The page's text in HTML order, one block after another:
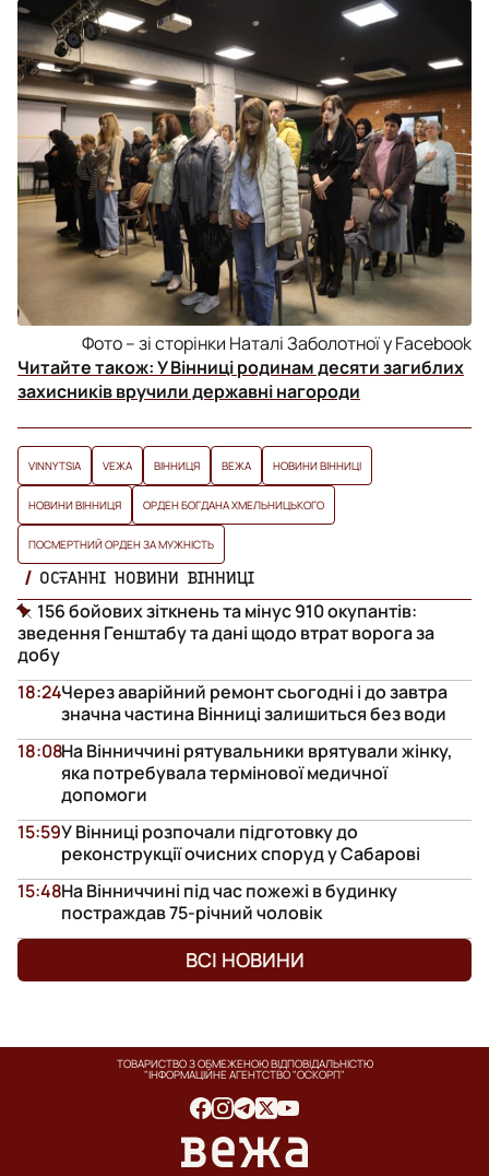
Фото – зі сторінки Наталі Заболотної у Facebook
Читайте також:У Вінниці родинам десяти загиблих
захисників вручили державні нагороди
VINNYTSIA VЕЖА ВІННИЦЯ ВЕЖА НОВИНИ ВІННИЦІ
НОВИНИ ВІННИЦЯ ОРДЕН БОГДАНА ХМЕЛЬНИЦЬКОГО
ПОСМЕРТНИЙ ОРДЕН ЗА МУЖНІСТЬ
ОСТАННІ НОВИНИ ВІННИЦІ
156 бойових зіткнень та мінус 910 окупантів:
зведення Генштабу та дані щодо втрат ворога за
добу
Через аварійний ремонт сьогодні і до завтра
значна частина Вінниці залишиться без води
18:24
На Вінниччині рятувальники врятували жінку,
яка потребувала термінової медичної
допомоги
18:08
У Вінниці розпочали підготовку до
реконструкції очисних споруд у Сабарові
15:59
На Вінниччині під час пожежі в будинку
постраждав 75-річний чоловік
15:48
ВСІ НОВИНИ
ТОВАРИСТВО З ОБМЕЖЕНОЮ ВІДПОВІДАЛЬНІСТЮ
"ІНФОРМАЦІЙНЕ АГЕНТСТВО "ОСКОРП"